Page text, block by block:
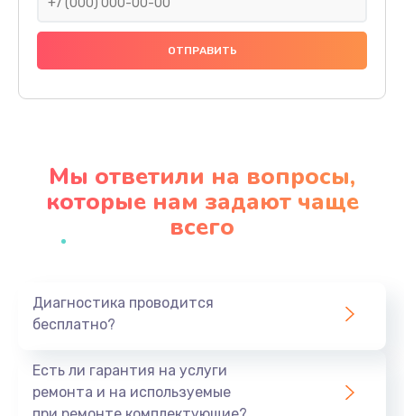
Замена праймера
1000 руб.
Заказать
Профилактическая чистка
Заказать
Мы ответили на вопросы,
которые нам задают чаще
всего
Диагностика проводится
бесплатно?
Есть ли гарантия на услуги
ремонта и на используемые